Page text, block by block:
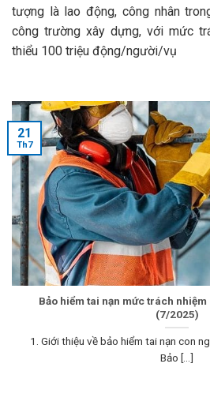
tượng là lao động, công nhân
công trường xây dựng, với mức
thiểu 100 triệu động/người/vụ
Bảo hiểm tai nạn mức trách nhiệm
(7/2025)
1. Giới thiệu về bảo hiểm tai nạn con
Bảo [...]
21
Th7